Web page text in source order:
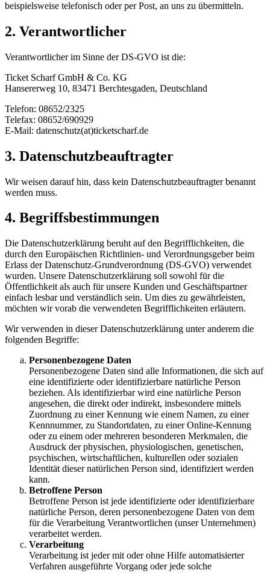
beispielsweise telefonisch oder per Post, an uns zu übermitteln.
2. Verantwortlicher
Verantwortlicher im Sinne der DS-GVO ist die:
Ticket Scharf GmbH & Co. KG
Hansererweg 10, 83471 Berchtesgaden, Deutschland
Telefon: 08652/2325
Telefax: 08652/690929
E-Mail: datenschutz(at)ticketscharf.de
3. Datenschutzbeauftragter
Wir weisen darauf hin, dass kein Datenschutzbeauftragter benannt
werden muss.
4. Begriffsbestimmungen
Die Datenschutzerklärung beruht auf den Begrifflichkeiten, die
durch den Europäischen Richtlinien- und Verordnungsgeber beim
Erlass der Datenschutz-Grundverordnung (DS-GVO) verwendet
wurden. Unsere Datenschutzerklärung soll sowohl für die
Öffentlichkeit als auch für unsere Kunden und Geschäftspartner
einfach lesbar und verständlich sein. Um dies zu gewährleisten,
möchten wir vorab die verwendeten Begrifflichkeiten erläutern.
Wir verwenden in dieser Datenschutzerklärung unter anderem die
folgenden Begriffe:
Personenbezogene Daten
Personenbezogene Daten sind alle Informationen, die sich auf
eine identifizierte oder identifizierbare natürliche Person
beziehen. Als identifizierbar wird eine natürliche Person
angesehen, die direkt oder indirekt, insbesondere mittels
Zuordnung zu einer Kennung wie einem Namen, zu einer
Kennnummer, zu Standortdaten, zu einer Online-Kennung
oder zu einem oder mehreren besonderen Merkmalen, die
Ausdruck der physischen, physiologischen, genetischen,
psychischen, wirtschaftlichen, kulturellen oder sozialen
Identität dieser natürlichen Person sind, identifiziert werden
kann.
Betroffene Person
Betroffene Person ist jede identifizierte oder identifizierbare
natürliche Person, deren personenbezogene Daten von dem
für die Verarbeitung Verantwortlichen (unser Unternehmen)
verarbeitet werden.
Verarbeitung
Verarbeitung ist jeder mit oder ohne Hilfe automatisierter
Verfahren ausgeführte Vorgang oder jede solche